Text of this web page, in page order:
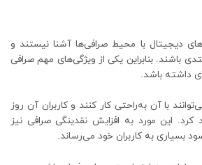
دیجیتال با محیط صرافی‌ها آشنا نیستند و
باشند. بنابراین یکی از ویژگی‌های مهم صرافی
داشته باشد.
با آن به‌راحتی کار کنند و کاربران آن روز
کرد. این مورد به افزایش نقدینگی صرافی نیز
بسیاری به کاربران خود می‌رساند.